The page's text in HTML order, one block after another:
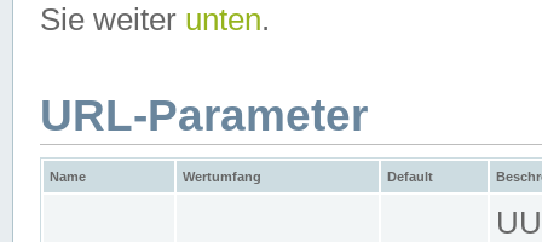
Sie weiter unten.
URL-Parameter
Name Wertumfang Default